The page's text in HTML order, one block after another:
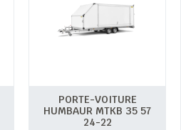
PORTE-VOITURE
HUMBAUR MTKB 35 57
24-22